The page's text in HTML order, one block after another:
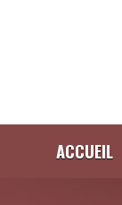
ACCUEIL